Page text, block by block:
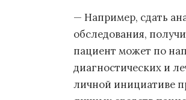
— Например, сдать
обследования,
пациент может по
диагностических и
личной инициативе